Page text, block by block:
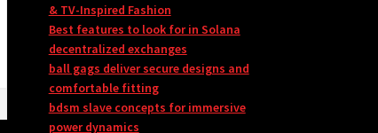
& TV-Inspired Fashion
Best features to look for in Solana
decentralized exchanges
ball gags deliver secure designs and
comfortable fitting
bdsm slave concepts for immersive
power dynamics